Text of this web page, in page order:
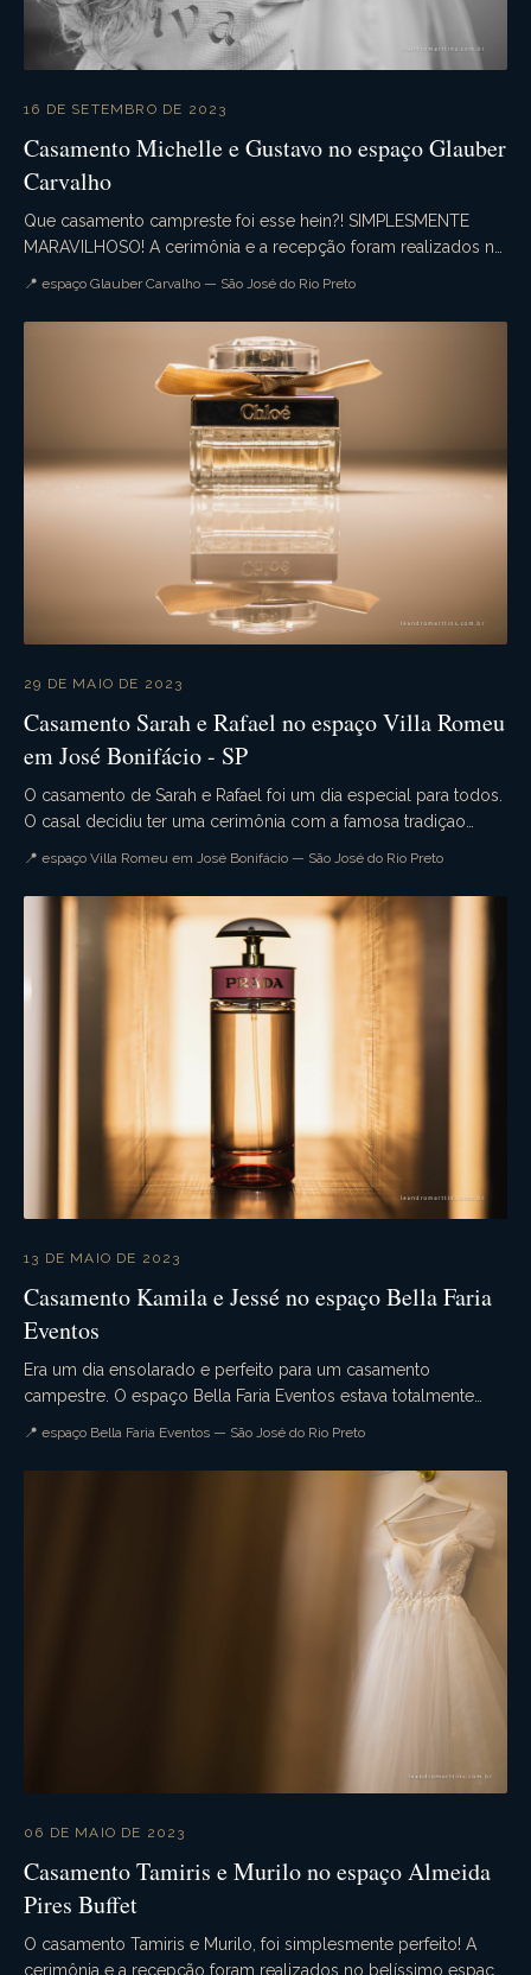
16 DE SETEMBRO DE 2023
Casamento Michelle e Gustavo no espaço Glauber
Carvalho
Que casamento campreste foi esse hein?! SIMPLESMENTE
MARAVILHOSO! A cerimônia e a recepção foram realizados no
📍 espaço Glauber Carvalho — São José do Rio Preto
29 DE MAIO DE 2023
Casamento Sarah e Rafael no espaço Villa Romeu
em José Bonifácio - SP
O casamento de Sarah e Rafael foi um dia especial para todos.
O casal decidiu ter uma cerimônia com a famosa tradiçao
📍 espaço Villa Romeu em José Bonifácio — São José do Rio Preto
13 DE MAIO DE 2023
Casamento Kamila e Jessé no espaço Bella Faria
Eventos
Era um dia ensolarado e perfeito para um casamento
campestre. O espaço Bella Faria Eventos estava totalmente
📍 espaço Bella Faria Eventos — São José do Rio Preto
06 DE MAIO DE 2023
Casamento Tamiris e Murilo no espaço Almeida
Pires Buffet
O casamento Tamiris e Murilo, foi simplesmente perfeito! A
cerimônia e a recepção foram realizados no belíssimo espaço